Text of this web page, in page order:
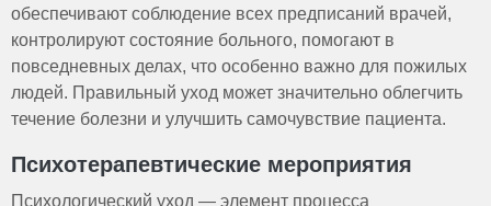
обеспечивают соблюдение всех предписаний врачей,
контролируют состояние больного, помогают в
повседневных делах, что особенно важно для пожилых
людей. Правильный уход может значительно облегчить
течение болезни и улучшить самочувствие пациента.
Психотерапевтические мероприятия
Психологический уход — элемент процесса